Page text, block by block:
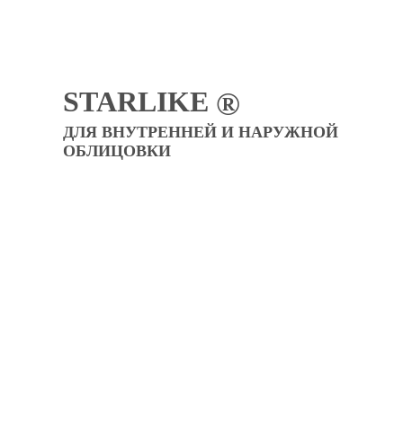
STARLIKE ®
ДЛЯ ВНУТРЕННЕЙ И НАРУЖНОЙ
ОБЛИЦОВКИ